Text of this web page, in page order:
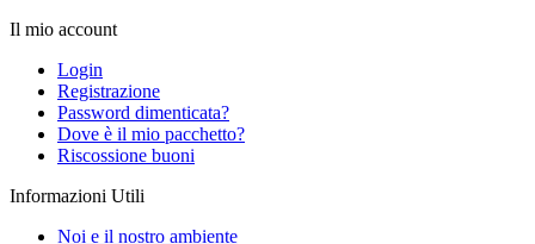
Il mio account
Login
Registrazione
Password dimenticata?
Dove è il mio pacchetto?
Riscossione buoni
Informazioni Utili
Noi e il nostro ambiente